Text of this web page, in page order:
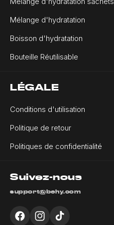
Mélange d'hydratation
Boisson d'hydratation
Bouteille Réutilisable
LÉGALE
Conditions d'utilisation
Politique de retour
Politiques de confidentialité
Suivez-nous
support@behy.com
FacebookInstagramTikTok